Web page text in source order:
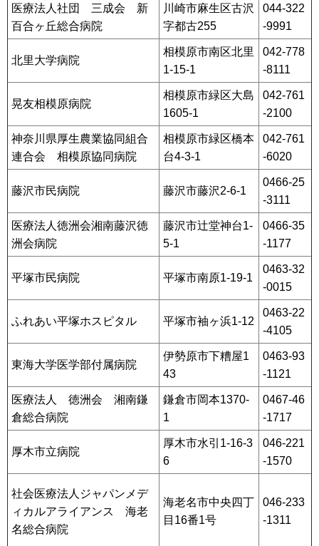
医療法人社団 三成会 新
百合ヶ丘総合病院
川崎市麻生区古沢
字都古255
044-322
-9991
北里大学病院
相模原市南区北里
1-15-1
042-778
-8111
晃友相模原病院
相模原市緑区大島
1605-1
042-761
-2100
神奈川県厚生農業協同組合
連合会 相模原協同病院
相模原市緑区橋本
台4-3-1
042-761
-6020
藤沢市民病院 藤沢市藤沢2-6-1
0466-25
-3111
医療法人徳洲会湘南藤沢徳
洲会病院
藤沢市辻堂神台1-
5-1
0466-35
-1177
平塚市民病院 平塚市南原1-19-1
0463-32
-0015
ふれあい平塚ホスピタル 平塚市袖ヶ浜1-12
0463-22
-4105
東海大学医学部付属病院
伊勢原市下糟屋1
43
0463-93
-1121
医療法人 徳洲会 湘南鎌
倉総合病院
鎌倉市岡本1370-
1
0467-46
-1717
厚木市立病院
厚木市水引1-16-3
6
046-221
-1570
社会医療法人ジャパンメデ
ィカルアライアンス 海老
名総合病院
海老名市中央四丁
目16番1号
046-233
-1311